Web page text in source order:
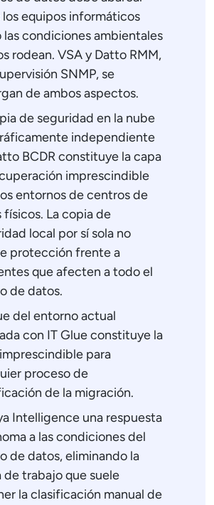
equipos informáticos
las condiciones ambientales
rodean. VSA y Datto RMM,
SNMP, se
de ambos aspectos.
de seguridad en la nube
independiente
BCDR constituye la capa
imprescindible
entornos de centros de
físicos. La copia de
local por sí sola no
protección frente a
que afecten a todo el
de datos.
del entorno actual
con IT Glue constituye la
para
proceso de
de la migración.
Intelligence una respuesta
a las condiciones del
de datos, eliminando la
de trabajo que suele
la clasificación manual de